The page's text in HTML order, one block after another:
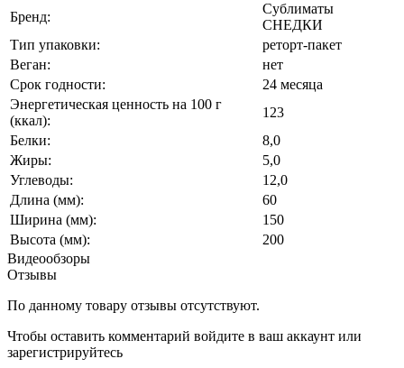
Бренд:
Сублиматы
СНЕДКИ
Тип упаковки:
реторт-пакет
Веган:
нет
Срок годности:
24 месяца
Энергетическая ценность на 100 г
(ккал):
123
Белки:
8,0
Жиры:
5,0
Углеводы:
12,0
Длина (мм):
60
Ширина (мм):
150
Высота (мм):
200
Видеообзоры
Отзывы
По данному товару отзывы отсутствуют.
Чтобы оставить комментарий войдите в ваш аккаунт или
зарегистрируйтесь